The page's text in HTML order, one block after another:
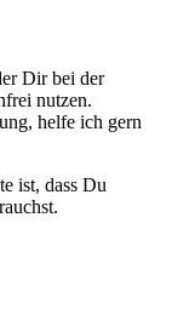
Dir bei der
nutzen.
helfe ich gern
ist, dass Du